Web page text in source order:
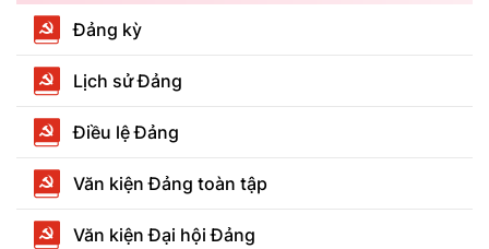
Đảng kỳ
Lịch sử Đảng
Điều lệ Đảng
Văn kiện Đảng toàn tập
Văn kiện Đại hội Đảng